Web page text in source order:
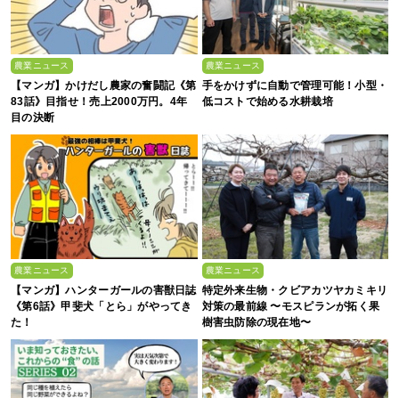
農業ニュース
【マンガ】かけだし農家の奮闘記《第
83話》目指せ！売上2000万円。4年
目の決断
農業ニュース
手をかけずに自動で管理可能！小型・
低コストで始める水耕栽培
農業ニュース
【マンガ】ハンターガールの害獣日誌
《第6話》甲斐犬「とら」がやってき
た！
農業ニュース
特定外来生物・クビアカツヤカミキリ
対策の最前線 〜モスピランが拓く果
樹害虫防除の現在地〜